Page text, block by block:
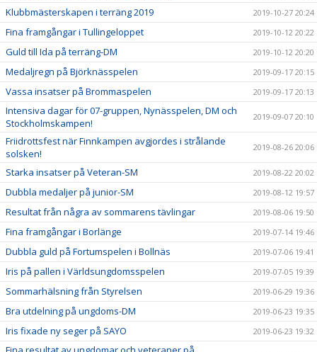
Klubbmästerskapen i terräng 2019 2019-10-27 20:24
Fina framgångar i Tullingeloppet 2019-10-12 20:22
Guld till Ida på terräng-DM 2019-10-12 20:20
Medaljregn på Björknässpelen 2019-09-17 20:15
Vassa insatser på Brommaspelen 2019-09-17 20:13
Intensiva dagar för 07-gruppen, Nynässpelen, DM och
Stockholmskampen!
2019-09-07 20:10
Friidrottsfest när Finnkampen avgjordes i strålande
solsken!
2019-08-26 20:06
Starka insatser på Veteran-SM 2019-08-22 20:02
Dubbla medaljer på junior-SM 2019-08-12 19:57
Resultat från några av sommarens tävlingar 2019-08-06 19:50
Fina framgångar i Borlänge 2019-07-14 19:46
Dubbla guld på Fortumspelen i Bollnäs 2019-07-06 19:41
Iris på pallen i Världsungdomsspelen 2019-07-05 19:39
Sommarhälsning från Styrelsen 2019-06-29 19:36
Bra utdelning på ungdoms-DM 2019-06-23 19:35
Iris fixade ny seger på SAYO 2019-06-23 19:32